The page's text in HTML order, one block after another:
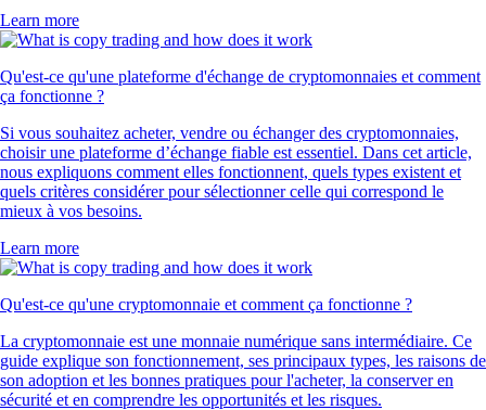
Learn more
Qu'est-ce qu'une plateforme d'échange de cryptomonnaies et comment
ça fonctionne ?
Si vous souhaitez acheter, vendre ou échanger des cryptomonnaies,
choisir une plateforme d’échange fiable est essentiel. Dans cet article,
nous expliquons comment elles fonctionnent, quels types existent et
quels critères considérer pour sélectionner celle qui correspond le
mieux à vos besoins.
Learn more
Qu'est-ce qu'une cryptomonnaie et comment ça fonctionne ?
La cryptomonnaie est une monnaie numérique sans intermédiaire. Ce
guide explique son fonctionnement, ses principaux types, les raisons de
son adoption et les bonnes pratiques pour l'acheter, la conserver en
sécurité et en comprendre les opportunités et les risques.